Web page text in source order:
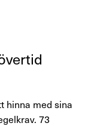
In English
hinna med sina
73